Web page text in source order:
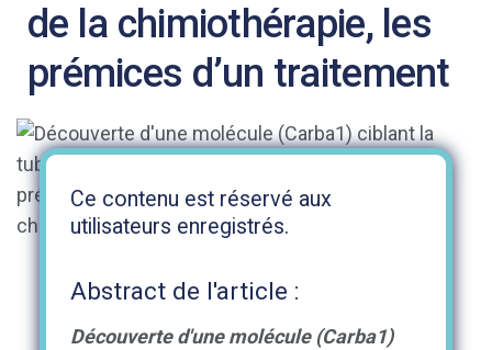
de la chimiothérapie, les
prémices d’un traitement
Ce contenu est réservé aux
utilisateurs enregistrés.
Abstract de l'article :
Découverte d'une molécule (Carba1)